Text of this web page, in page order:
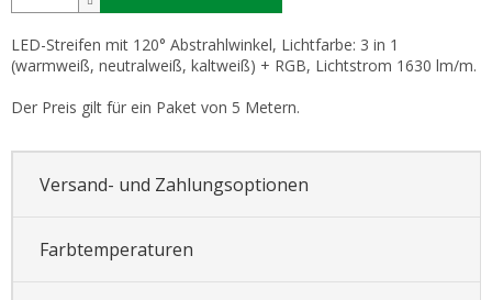
LED-Streifen mit 120° Abstrahlwinkel, Lichtfarbe: 3 in 1
(warmweiß, neutralweiß, kaltweiß) + RGB, Lichtstrom 1630 lm/m.
Der Preis gilt für ein Paket von 5 Metern.
Versand- und Zahlungsoptionen
Farbtemperaturen